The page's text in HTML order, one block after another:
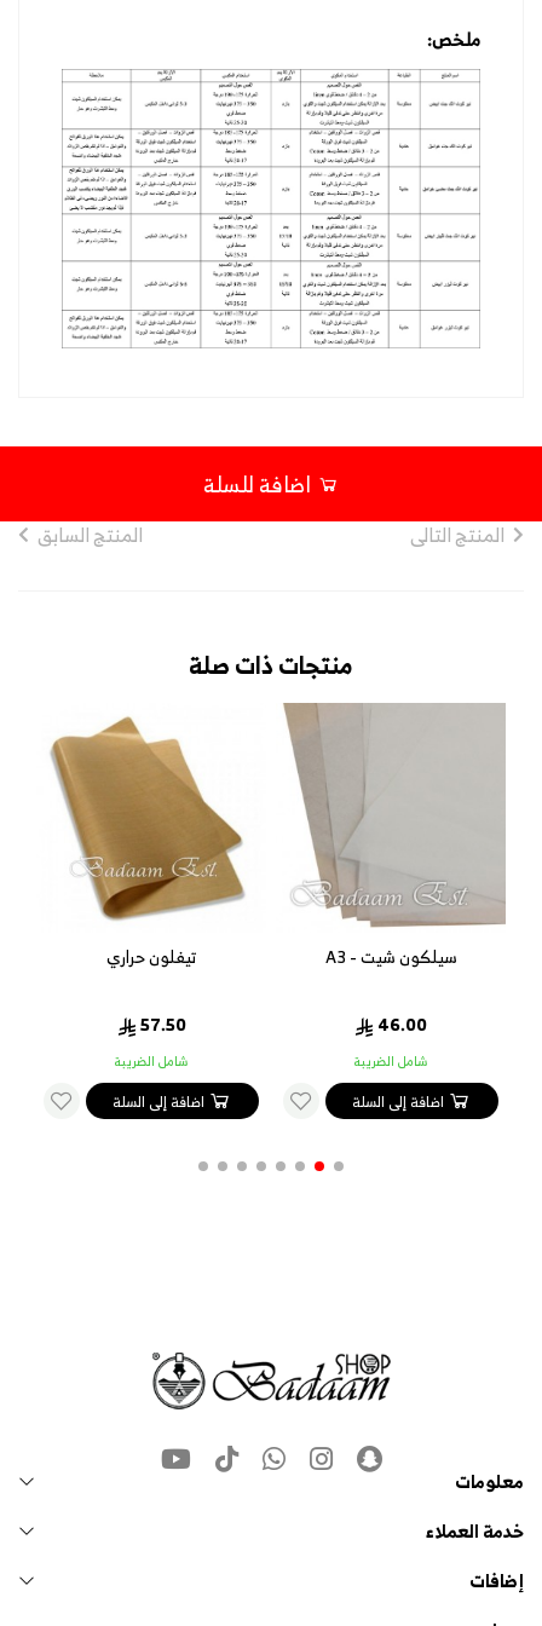
ملخص:
اضافة للسلة
المنتج التالى المنتج السابق
منتجات ذات صلة
سيلكون شيت - A3
46.00
شامل الضريبة
اضافة إلى السلة
تيفلون حراري
57.50
شامل الضريبة
اضافة إلى السلة
معلومات
خدمة العملاء
إضافات